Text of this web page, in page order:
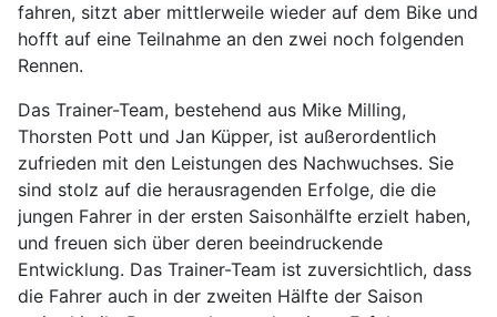
fahren, sitzt aber mittlerweile wieder auf dem Bike und
hofft auf eine Teilnahme an den zwei noch folgenden
Rennen.
Das Trainer-Team, bestehend aus Mike Milling,
Thorsten Pott und Jan Küpper, ist außerordentlich
zufrieden mit den Leistungen des Nachwuchses. Sie
sind stolz auf die herausragenden Erfolge, die die
jungen Fahrer in der ersten Saisonhälfte erzielt haben,
und freuen sich über deren beeindruckende
Entwicklung. Das Trainer-Team ist zuversichtlich, dass
die Fahrer auch in der zweiten Hälfte der Saison